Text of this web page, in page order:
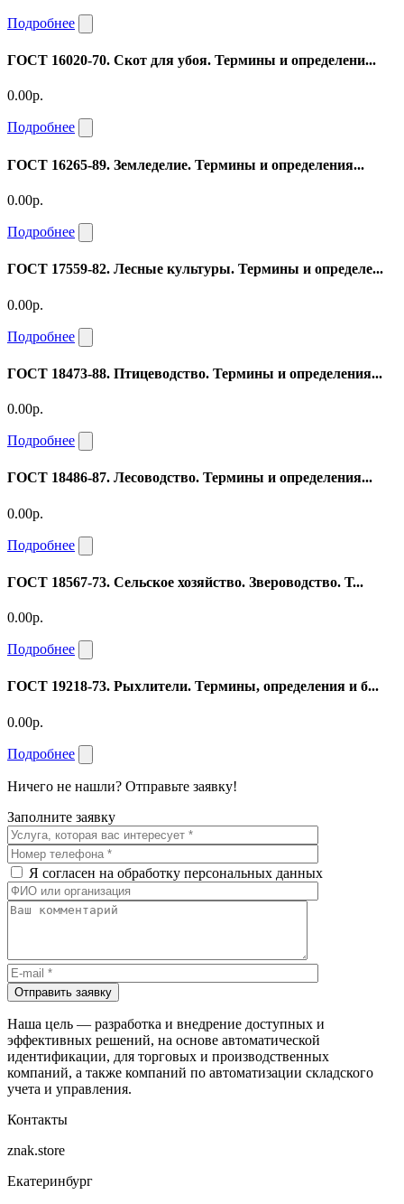
Подробнее
ГОСТ 16020-70. Скот для убоя. Термины и определени...
0.00р.
Подробнее
ГОСТ 16265-89. Земледелие. Термины и определения...
0.00р.
Подробнее
ГОСТ 17559-82. Лесные культуры. Термины и определе...
0.00р.
Подробнее
ГОСТ 18473-88. Птицеводство. Термины и определения...
0.00р.
Подробнее
ГОСТ 18486-87. Лесоводство. Термины и определения...
0.00р.
Подробнее
ГОСТ 18567-73. Сельское хозяйство. Звероводство. Т...
0.00р.
Подробнее
ГОСТ 19218-73. Рыхлители. Термины, определения и б...
0.00р.
Подробнее
Ничего не нашли? Отправьте заявку!
Заполните заявку
Я согласен на обработку персональных данных
Отправить заявку
Наша цель — разработка и внедрение доступных и
эффективных решений, на основе автоматической
идентификации, для торговых и производственных
компаний, а также компаний по автоматизации складского
учета и управления.
Контакты
znak.store
Екатеринбург